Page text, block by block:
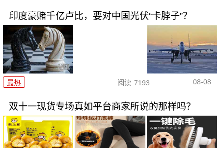
印度豪赌千亿卢比，要对中国光伏“卡脖子”？
最热 阅读 7193 08-08
双十一现货专场真如平台商家所说的那样吗？